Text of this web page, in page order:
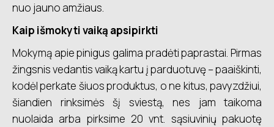
nuo jauno amžiaus.
Kaip išmokyti vaiką apsipirkti
Mokymą apie pinigus galima pradėti paprastai. Pirmas
žingsnis vedantis vaiką kartu į parduotuvę – paaiškinti,
kodėl perkate šiuos produktus, o ne kitus, pavyzdžiui,
šiandien rinksimės šį sviestą, nes jam taikoma
nuolaida arba pirksime 20 vnt. sąsiuvinių pakuotę